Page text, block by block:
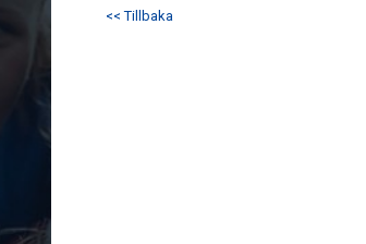
<< Tillbaka